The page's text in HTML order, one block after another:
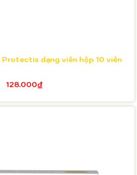
Protectis dạng viên hộp 10 viên
128.000₫